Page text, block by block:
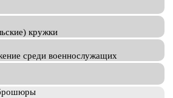
кружки
среди военнослужащих